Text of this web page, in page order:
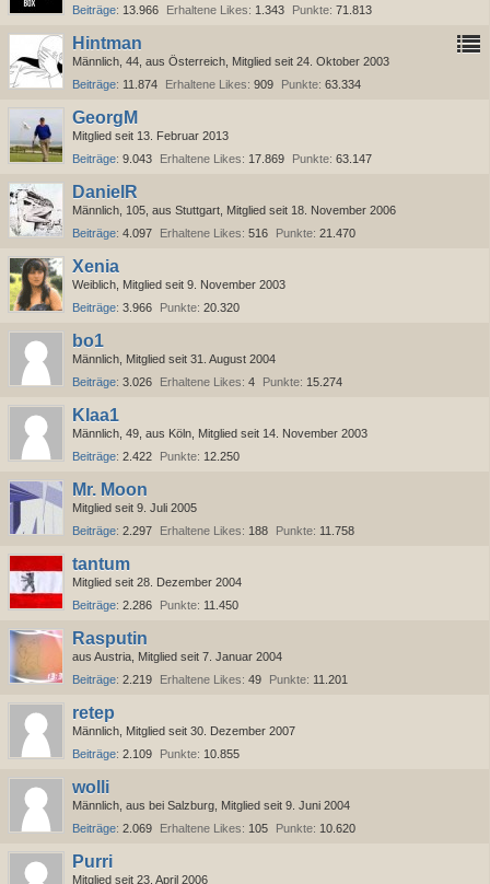
Beiträge 13.966 Erhaltene Likes 1.343 Punkte 71.813
Hintman
Männlich 44 aus Österreich Mitglied seit 24. Oktober 2003
Beiträge 11.874 Erhaltene Likes 909 Punkte 63.334
GeorgM
Mitglied seit 13. Februar 2013
Beiträge 9.043 Erhaltene Likes 17.869 Punkte 63.147
DanielR
Männlich 105 aus Stuttgart Mitglied seit 18. November 2006
Beiträge 4.097 Erhaltene Likes 516 Punkte 21.470
Xenia
Weiblich Mitglied seit 9. November 2003
Beiträge 3.966 Punkte 20.320
bo1
Männlich Mitglied seit 31. August 2004
Beiträge 3.026 Erhaltene Likes 4 Punkte 15.274
Klaa1
Männlich 49 aus Köln Mitglied seit 14. November 2003
Beiträge 2.422 Punkte 12.250
Mr. Moon
Mitglied seit 9. Juli 2005
Beiträge 2.297 Erhaltene Likes 188 Punkte 11.758
tantum
Mitglied seit 28. Dezember 2004
Beiträge 2.286 Punkte 11.450
Rasputin
aus Austria Mitglied seit 7. Januar 2004
Beiträge 2.219 Erhaltene Likes 49 Punkte 11.201
retep
Männlich Mitglied seit 30. Dezember 2007
Beiträge 2.109 Punkte 10.855
wolli
Männlich aus bei Salzburg Mitglied seit 9. Juni 2004
Beiträge 2.069 Erhaltene Likes 105 Punkte 10.620
Purri
Mitglied seit 23. April 2006